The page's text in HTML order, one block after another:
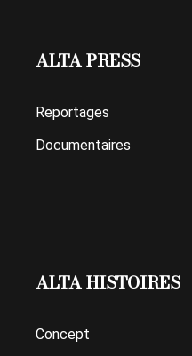
ALTA PRESS
Reportages
Documentaires
ALTA HISTOIRES
Concept